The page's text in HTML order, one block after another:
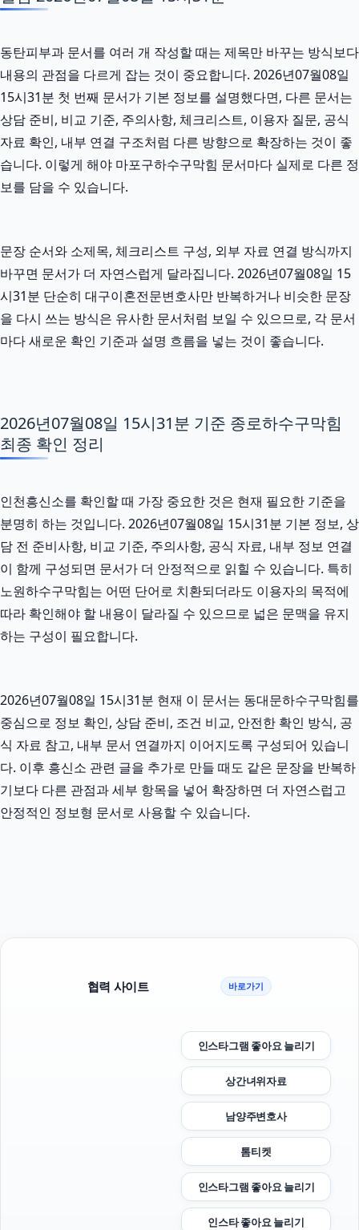
동탄피부과 문서를 여러 개 작성할 때는 제목만 바꾸는 방식보다
내용의 관점을 다르게 잡는 것이 중요합니다. 2026년07월08일
15시31분 첫 번째 문서가 기본 정보를 설명했다면, 다른 문서는
상담 준비, 비교 기준, 주의사항, 체크리스트, 이용자 질문, 공식
자료 확인, 내부 연결 구조처럼 다른 방향으로 확장하는 것이 좋
습니다. 이렇게 해야 마포구하수구막힘 문서마다 실제로 다른 정
보를 담을 수 있습니다.
문장 순서와 소제목, 체크리스트 구성, 외부 자료 연결 방식까지
바꾸면 문서가 더 자연스럽게 달라집니다. 2026년07월08일 15
시31분 단순히 대구이혼전문변호사만 반복하거나 비슷한 문장
을 다시 쓰는 방식은 유사한 문서처럼 보일 수 있으므로, 각 문서
마다 새로운 확인 기준과 설명 흐름을 넣는 것이 좋습니다.
2026년07월08일 15시31분 기준 종로하수구막힘
최종 확인 정리
인천흥신소를 확인할 때 가장 중요한 것은 현재 필요한 기준을
분명히 하는 것입니다. 2026년07월08일 15시31분 기본 정보, 상
담 전 준비사항, 비교 기준, 주의사항, 공식 자료, 내부 정보 연결
이 함께 구성되면 문서가 더 안정적으로 읽힐 수 있습니다. 특히
노원하수구막힘는 어떤 단어로 치환되더라도 이용자의 목적에
따라 확인해야 할 내용이 달라질 수 있으므로 넓은 문맥을 유지
하는 구성이 필요합니다.
2026년07월08일 15시31분 현재 이 문서는 동대문하수구막힘를
중심으로 정보 확인, 상담 준비, 조건 비교, 안전한 확인 방식, 공
식 자료 참고, 내부 문서 연결까지 이어지도록 구성되어 있습니
다. 이후 흥신소 관련 글을 추가로 만들 때도 같은 문장을 반복하
기보다 다른 관점과 세부 항목을 넣어 확장하면 더 자연스럽고
안정적인 정보형 문서로 사용할 수 있습니다.
협력 사이트 바로가기
인스타그램 좋아요 늘리기
상간녀위자료
남양주변호사
톰티켓
인스타그램 좋아요 늘리기
인스타 좋아요 늘리기